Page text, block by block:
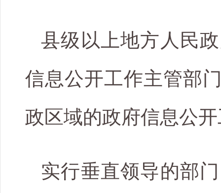
县级以上地方人民
信息公开工作主管部
政区域的政府信息公
实行垂直领导的部